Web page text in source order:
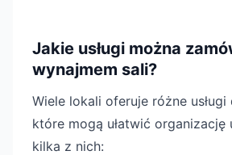
Jakie usługi można
wynajmem sali?
Wiele lokali oferuje różne
które mogą ułatwić organizację
kilka z nich: